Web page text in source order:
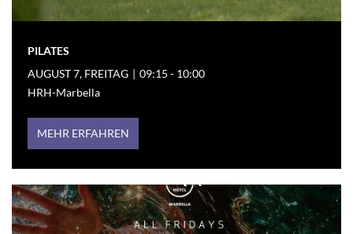
PILATES
AUGUST 7, FREITAG
09:15 - 10:00
HRH-Marbella
MEHR ERFAHREN